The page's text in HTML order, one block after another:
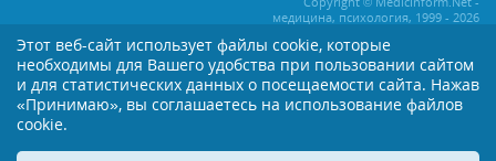
медицина, психология, 1999 - 2026
Копирование или иное распространение статей нашего сайта строго
воспрещается. Копирование раздела "Новости" допускается при наличии
активной открытой для поисковиков ссылки на MedicInform.Net
Материалы на сайте представлены в справочных целях. Редакция не всегда
применением тех или иных рекомендаций настоятельно рекомендуется
Этот веб-сайт использует файлы cookie, которые
необходимы для Вашего удобства при пользовании сайтом
и для статистических данных о посещаемости сайта. Нажав
«Принимаю», вы соглашаетесь на использование файлов
cookie.